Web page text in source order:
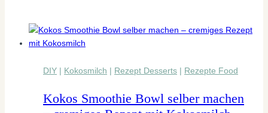
DIY | Kokosmilch | Rezept Desserts | Rezepte Food
Kokos Smoothie Bowl selber machen